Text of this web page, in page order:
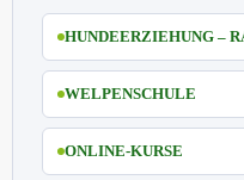
HUNDEERZIEHUNG –
WELPENSCHULE
ONLINE-KURSE